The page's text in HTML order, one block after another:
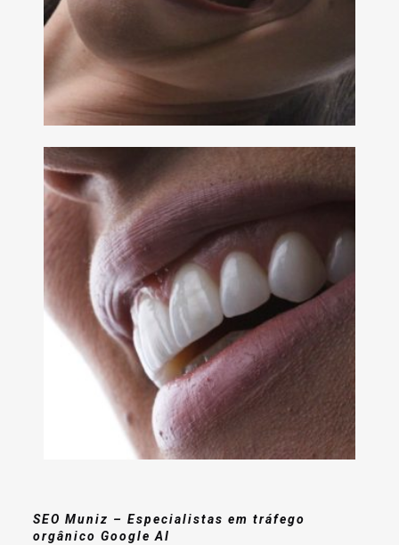
SEO Muniz – Especialistas em tráfego
orgânico Google AI